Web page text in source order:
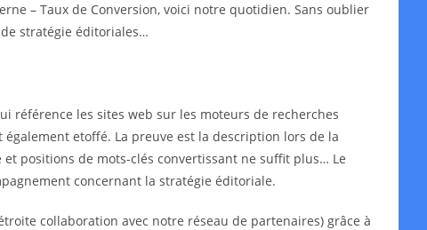
– Taux de Conversion, voici notre quotidien. Sans oublier
stratégie éditoriales…
référence les sites web sur les moteurs de recherches
également etoffé. La preuve est la description lors de la
positions de mots-clés convertissant ne suffit plus… Le
concernant la stratégie éditoriale.
collaboration avec notre réseau de partenaires) grâce à